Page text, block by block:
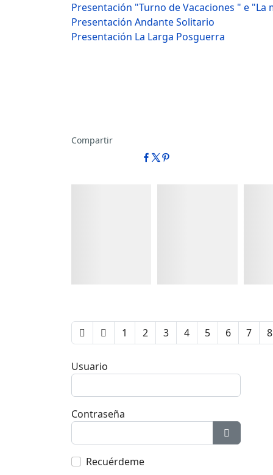
Presentación "Turno de Vacaciones " e "La
Presentación Andante Solitario
Presentación La Larga Posguerra
Compartir
1 2 3 4 5 6 7 8
Usuario
Contraseña
Mostrar
Recuérdeme